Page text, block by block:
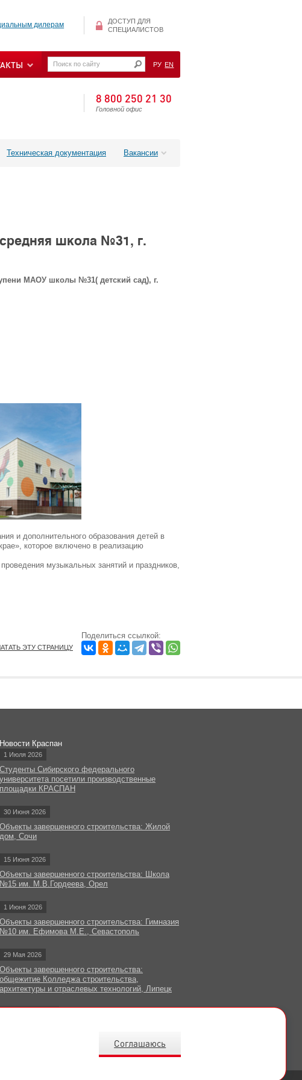
дилерам
ДОСТУП ДЛЯ
СПЕЦИАЛИСТОВ
РУ EN
8 800 250 21 30
Головной офис
Техническая документация Вакансии
школа №31, г.
МАОУ школы №31( детский сад), г.
и дополнительного образования детей в
которое включено в реализацию
музыкальных занятий и праздников,
ЭТУ СТРАНИЦУ
Поделиться ссылкой:
Новости Краспан
1 Июля 2026
Студенты Сибирского федерального
университета посетили производственные
площадки КРАСПАН
30 Июня 2026
Объекты завершенного строительства: Жилой
дом, Сочи
15 Июня 2026
Объекты завершенного строительства: Школа
№15 им. М.В.Гордеева, Орел
1 Июня 2026
Объекты завершенного строительства: Гимназия
№10 им. Ефимова М.Е., Севастополь
29 Мая 2026
Объекты завершенного строительства:
общежитие Колледжа строительства,
архитектуры и отраслевых технологий, Липецк
Соглашаюсь